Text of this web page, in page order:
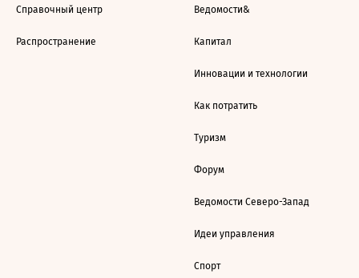
Справочный центр
Распространение
Ведомости&
Капитал
Инновации и технологии
Как потратить
Туризм
Форум
Ведомости Северо-Запад
Идеи управления
Спорт